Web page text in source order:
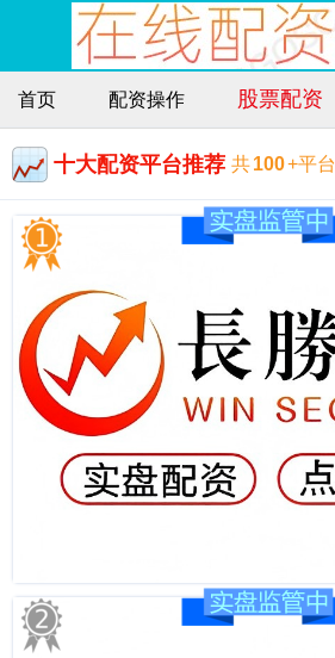
首页 配资操作 股票配资
十大配资平台推荐 共100+平台